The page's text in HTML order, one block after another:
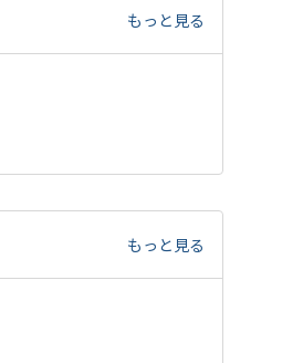
もっと見る
もっと見る